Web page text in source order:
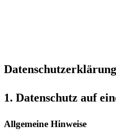
Datenschutz­erklärung
1. Datenschutz auf
Allgemeine Hinweise